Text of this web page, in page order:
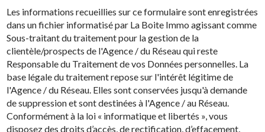
Les informations recueillies sur ce formulaire sont enregistrées
dans un fichier informatisé par La Boite Immo agissant comme
Sous-traitant du traitement pour la gestion de la
clientèle/prospects de l'Agence / du Réseau qui reste
Responsable du Traitement de vos Données personnelles. La
base légale du traitement repose sur l'intérêt légitime de
l'Agence / du Réseau. Elles sont conservées jusqu'à demande
de suppression et sont destinées à l'Agence / au Réseau.
Conformément à la loi « informatique et libertés », vous
disposez des droits d’accès, de rectification, d’effacement,